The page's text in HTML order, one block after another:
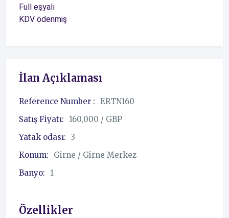
Full eşyalı
KDV ödenmiş
İlan Açıklaması
Reference Number : ERTN160
Satış Fiyatı:
160,000 / GBP
Yatak odası: 3
Konum:
Girne / Girne Merkez
Banyo:
1
Özellikler